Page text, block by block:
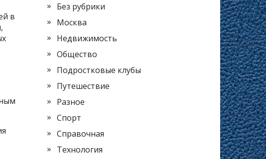
в
Без рубрики
Москва
Недвижимость
Общество
Подростковые клубы
Путешествие
Разное
Спорт
Справочная
Технология